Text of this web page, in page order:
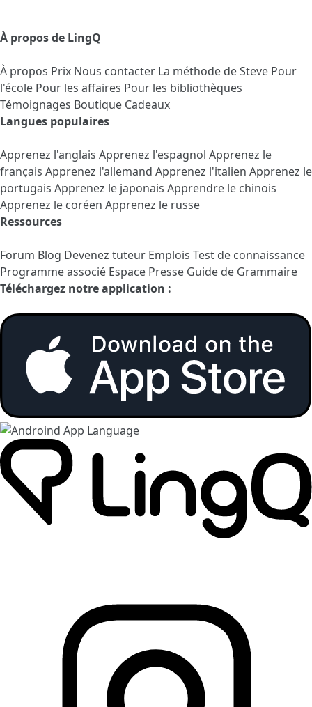
À propos de LingQ
À propos Prix Nous contacter La méthode de Steve Pour
l'école Pour les affaires Pour les bibliothèques
Témoignages Boutique Cadeaux
Langues populaires
Apprenez l'anglais Apprenez l'espagnol Apprenez le
français Apprenez l'allemand Apprenez l'italien Apprenez le
portugais Apprenez le japonais Apprendre le chinois
Apprenez le coréen Apprenez le russe
Ressources
Forum Blog Devenez tuteur Emplois Test de connaissance
Programme associé Espace Presse Guide de Grammaire
Téléchargez notre application :